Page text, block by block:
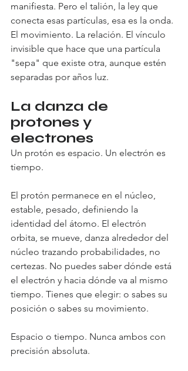
manifiesta. Pero el talión, la ley que
conecta esas partículas, esa es la onda.
El movimiento. La relación. El vínculo
invisible que hace que una partícula
"sepa" que existe otra, aunque estén
separadas por años luz.
La danza de
protones y
electrones
Un protón es espacio. Un electrón es
tiempo.
El protón permanece en el núcleo,
estable, pesado, definiendo la
identidad del átomo. El electrón
orbita, se mueve, danza alrededor del
núcleo trazando probabilidades, no
certezas. No puedes saber dónde está
el electrón y hacia dónde va al mismo
tiempo. Tienes que elegir: o sabes su
posición o sabes su movimiento.
Espacio o tiempo. Nunca ambos con
precisión absoluta.